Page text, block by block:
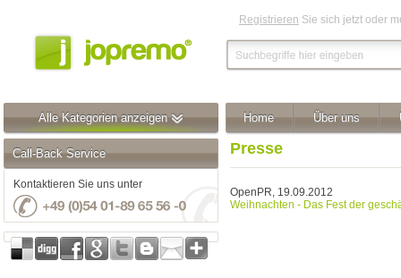
Registrieren Sie sich jetzt oder
Alle Kategorien anzeigen
Call-Back Service
Kontaktieren Sie uns unter
Home Über uns
Presse
OpenPR, 19.09.2012
Weihnachten - Das Fest der